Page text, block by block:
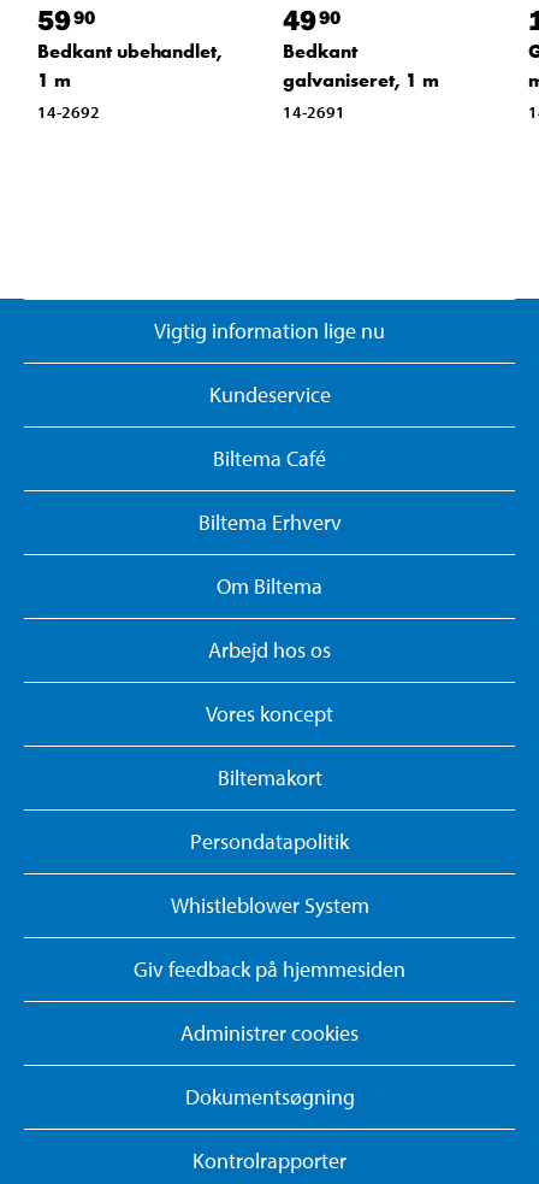
5990
Bedkant ubehandlet,
1 m
14-2692
4990
Bedkant
galvaniseret, 1 m
14-2691
Vigtig information lige nu
Kundeservice
Biltema Café
Biltema Erhverv
Om Biltema
Arbejd hos os
Vores koncept
Biltemakort
Persondatapolitik
Whistleblower System
Giv feedback på hjemmesiden
Administrer cookies
Dokumentsøgning
Kontrolrapporter